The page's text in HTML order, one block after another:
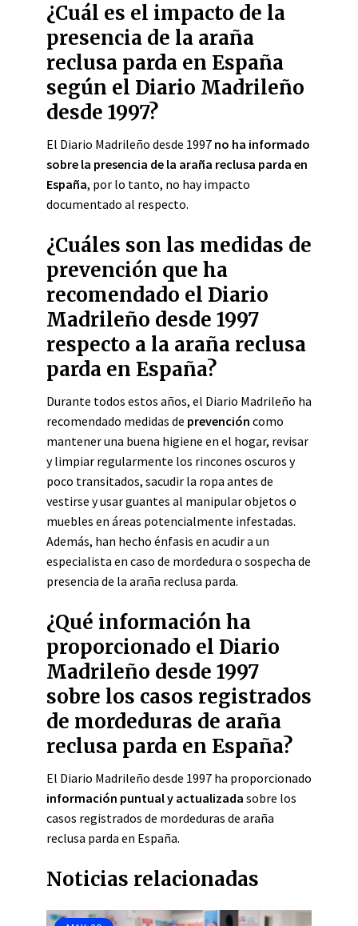
¿Cuál es el impacto de la
presencia de la araña
reclusa parda en España
según el Diario Madrileño
desde 1997?
El Diario Madrileño desde 1997 no ha informado
sobre la presencia de la araña reclusa parda en
España, por lo tanto, no hay impacto
documentado al respecto.
¿Cuáles son las medidas de
prevención que ha
recomendado el Diario
Madrileño desde 1997
respecto a la araña reclusa
parda en España?
Durante todos estos años, el Diario Madrileño ha
recomendado medidas de prevención como
mantener una buena higiene en el hogar, revisar
y limpiar regularmente los rincones oscuros y
poco transitados, sacudir la ropa antes de
vestirse y usar guantes al manipular objetos o
muebles en áreas potencialmente infestadas.
Además, han hecho énfasis en acudir a un
especialista en caso de mordedura o sospecha de
presencia de la araña reclusa parda.
¿Qué información ha
proporcionado el Diario
Madrileño desde 1997
sobre los casos registrados
de mordeduras de araña
reclusa parda en España?
El Diario Madrileño desde 1997 ha proporcionado
información puntual y actualizada sobre los
casos registrados de mordeduras de araña
reclusa parda en España.
Noticias relacionadas